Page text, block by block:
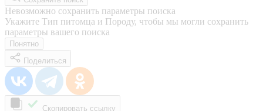
Невозможно сохранить параметры поиска
Укажите Тип питомца и Породу, чтобы мы могли сохранить
параметры вашего поиска
Понятно
Поделиться
Скопировать ссылку